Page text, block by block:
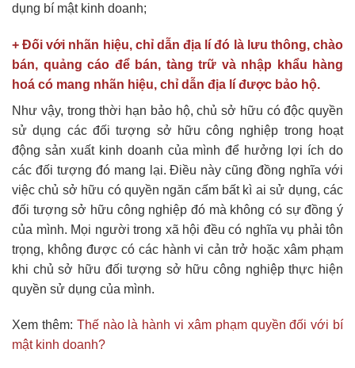
dụng bí mật kinh doanh;
+ Đối với nhãn hiệu, chỉ dẫn địa lí đó là lưu thông, chào
bán, quảng cáo để bán, tàng trữ và nhập khẩu hàng
hoá có mang nhãn hiệu, chỉ dẫn địa lí được bảo hộ.
Như vậy, trong thời hạn bảo hộ, chủ sở hữu có độc quyền
sử dụng các đối tượng sở hữu công nghiệp trong hoạt
động sản xuất kinh doanh của mình để hưởng lợi ích do
các đối tượng đó mang lại. Điều này cũng đồng nghĩa với
việc chủ sở hữu có quyền ngăn cấm bất kì ai sử dụng, các
đối tượng sở hữu công nghiệp đó mà không có sự đồng ý
của mình. Mọi người trong xã hội đều có nghĩa vụ phải tôn
trọng, không được có các hành vi cản trở hoặc xâm phạm
khi chủ sở hữu đối tượng sở hữu công nghiệp thực hiện
quyền sử dụng của mình.
Xem thêm: Thế nào là hành vi xâm phạm quyền đối với bí
mật kinh doanh?